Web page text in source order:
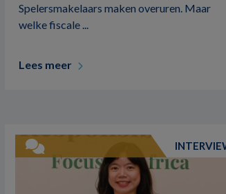
Spelersmakelaars maken overuren. Maar
welke fiscale ...
Lees meer